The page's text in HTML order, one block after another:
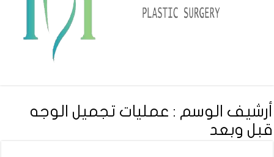
أرشيف الوسم : عمليات تجميل الوجه
قبل وبعد